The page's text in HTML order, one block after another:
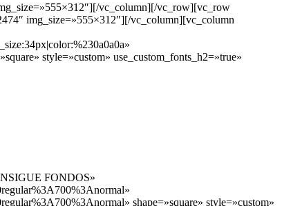
vc_column][/vc_row][vc_row
img_size=»555×312″][/vc_column][vc_column
style=»custom» use_custom_fonts_h2=»true»
FONDOS»
shape=»square» style=»custom»